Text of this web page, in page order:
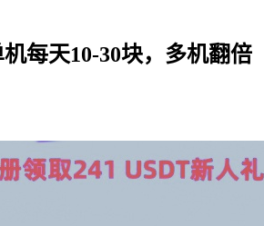
每天10-30块，多机翻倍